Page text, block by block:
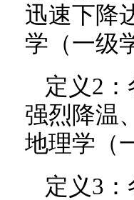
迅速下降
学（一级
定义2
强烈降温
地理学（
定义3